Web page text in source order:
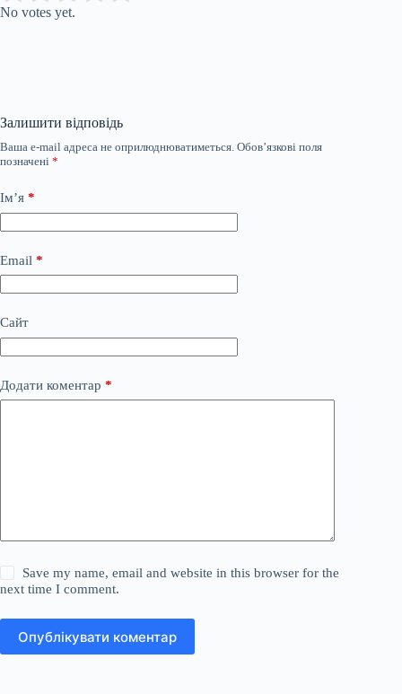
No votes yet.
Залишити відповідь
Ваша e-mail адреса не оприлюднюватиметься. Обов’язкові поля
позначені *
Ім’я *
Email *
Сайт
Додати коментар *
Save my name, email and website in this browser for the
next time I comment.
Опублікувати коментар